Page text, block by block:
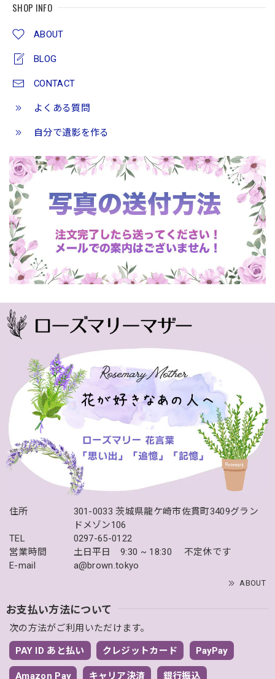
SHOP INFO
ABOUT
BLOG
CONTACT
よくある質問
自分で遺影を作る
住所
301-0033 茨城県龍ケ崎市佐貫町3409グラン
ドメゾン106
TEL
0297-65-0122
営業時間
土日平日 9:30 ~ 18:30 不定休です
E-mail
a@brown.tokyo
ABOUT
お支払い方法について
次の方法がご利用いただけます。
PAY ID あと払い クレジットカード PayPay
Amazon Pay キャリア決済 銀行振込